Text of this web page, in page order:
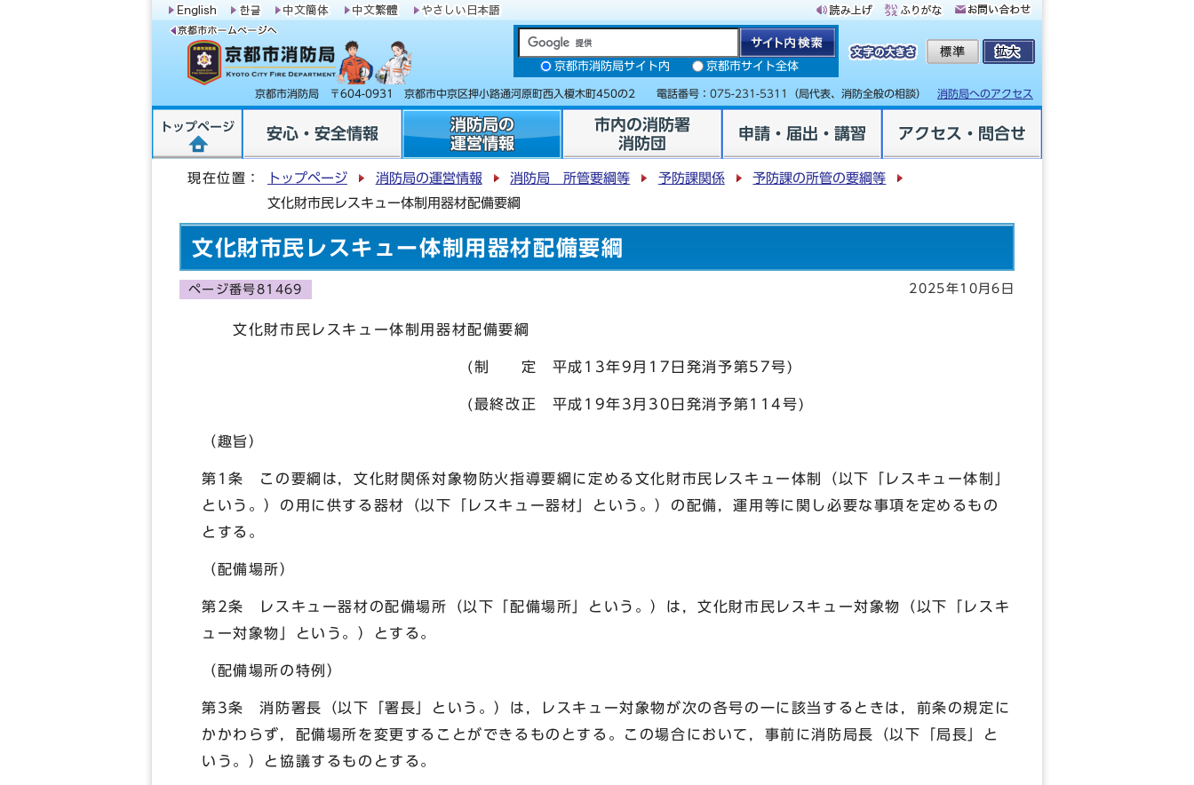
京都市消防局サイト内 京都市サイト全体
京都市消防局 〒604-0931 京都市中京区押小路通河原町西入榎木町450の2 電話番号： 075-231-5311 （局代表、消防全般の相談） 消防局へのアクセス
トップページ 安心・安全情報
消防局の
運営情報
市内の消防署
消防団
申請・届出・講習 アクセス・問合せ
現在位置： トップページ 消防局の運営情報 消防局 所管要綱等 予防課関係
予防課の所管の要綱等
文化財市民レスキュー体制用器材配備要綱
文化財市民レスキュー体制用器材配備要綱
ページ番号81469 2025年10月6日
文化財市民レスキュー体制用器材配備要綱
(制 定 平成13年9月17日発消予第57号)
(最終改正 平成19年3月30日発消予第114号)
（趣旨）
第1条 この要綱は，文化財関係対象物防火指導要綱に定める文化財市民レスキュー体制（以下「レスキュー体制」
という。）の用に供する器材（以下「レスキュー器材」という。）の配備，運用等に関し必要な事項を定めるもの
とする。
（配備場所）
第2条 レスキュー器材の配備場所（以下「配備場所」という。）は，文化財市民レスキュー対象物（以下「レスキ
ュー対象物」という。）とする。
（配備場所の特例）
第3条 消防署長（以下「署長」という。）は，レスキュー対象物が次の各号の一に該当するときは，前条の規定に
かかわらず，配備場所を変更することができるものとする。この場合において，事前に消防局長（以下「局長」と
いう。）と協議するものとする。